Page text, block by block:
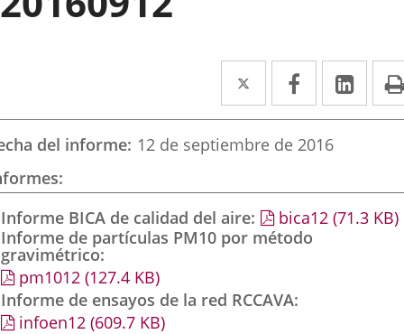
Twitter
Enlace
a
una
externa.
Facebook
Enlace
a
una
externa.
a
del informe 12 de septiembre de 2016
Informe BICA de calidad del aire
bica12 (71.3 KB)
Informe de partículas PM10 por método
gravimétrico
pm1012 (127.4 KB)
Informe de ensayos de la red RCCAVA
infoen12 (609.7 KB)